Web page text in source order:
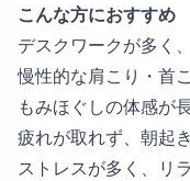
こんな方におすすめ
デスクワークが多く
慢性的な肩こり・首
もみほぐしの体感が
疲れが取れず、朝起
ストレスが多く、リ